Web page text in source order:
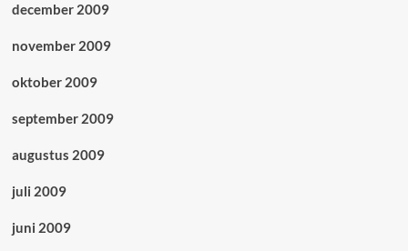
december 2009
november 2009
oktober 2009
september 2009
augustus 2009
juli 2009
juni 2009